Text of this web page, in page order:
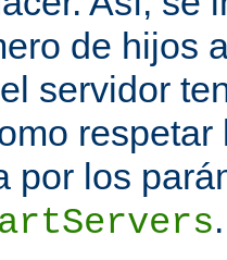
de hijos
servidor
por los
.